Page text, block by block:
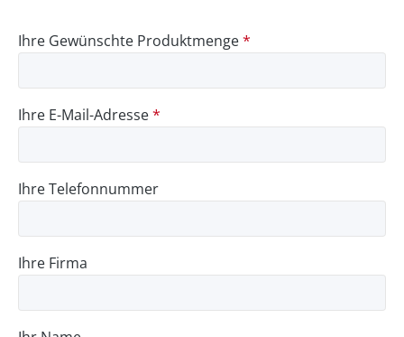
Ihre Gewünschte Produktmenge*
Ihre E-Mail-Adresse*
Ihre Telefonnummer
Ihre Firma